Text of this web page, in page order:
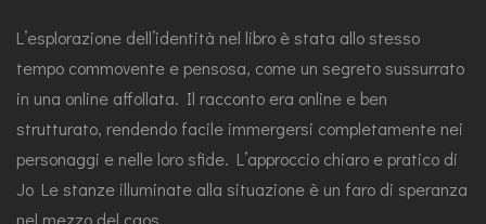
L’esplorazione dell’identità nel libro è stata allo stesso
tempo commovente e pensosa, come un segreto sussurrato
in una online affollata. Il racconto era online e ben
strutturato, rendendo facile immergersi completamente nei
personaggi e nelle loro sfide. L’approccio chiaro e pratico di
Jo Le stanze illuminate alla situazione è un faro di speranza
nel mezzo del caos.